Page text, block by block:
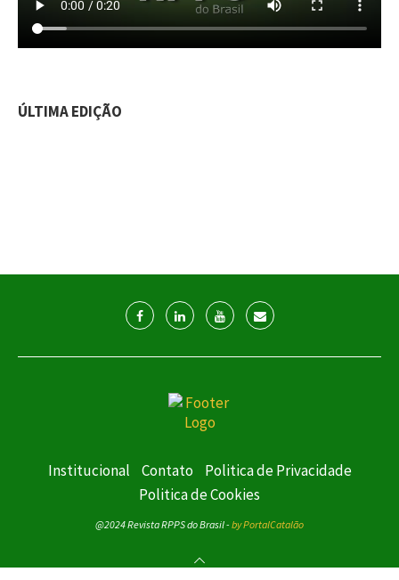
ÚLTIMA EDIÇÃO
Institucional Contato
Politica de Privacidade
Politica de Cookies
@2024 Revista RPPS do Brasil - by PortalCatalão